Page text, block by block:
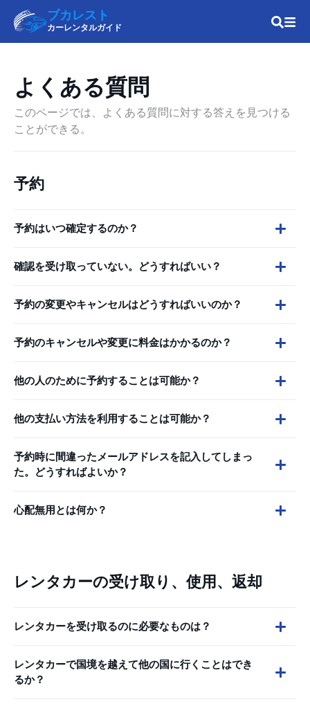
ブカレスト
カーレンタルガイド
よくある質問
このページでは、よくある質問に対する答えを見つける
ことができる。
予約
予約はいつ確定するのか？
確認を受け取っていない。どうすればいい？
予約の変更やキャンセルはどうすればいいのか？
予約のキャンセルや変更に料金はかかるのか？
他の人のために予約することは可能か？
他の支払い方法を利用することは可能か？
予約時に間違ったメールアドレスを記入してしまっ
た。どうすればよいか？
心配無用とは何か？
レンタカーの受け取り、使用、返却
レンタカーを受け取るのに必要なものは？
レンタカーで国境を越えて他の国に行くことはでき
るか？